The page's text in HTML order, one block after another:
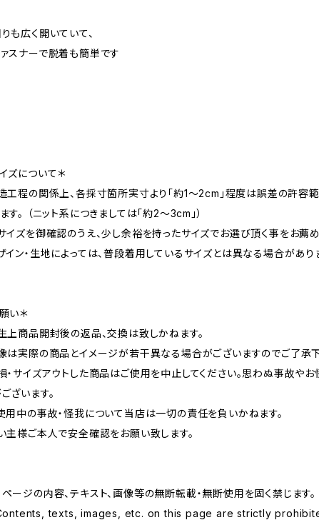
も広く開いていて、
スナーで脱着も簡単です
ズについて＊
工程の関係上、各採寸箇所実寸より「約1～2cm」程度は誤差の許容
す。 （ニット系につきましては「約2～3cm」）
イズを御確認のうえ、少し余裕を持ったサイズでお選び頂く事をお薦め
イン・生地によっては、普段着用しているサイズとは異なる場合があり
い＊
上商品開封後の返品、交換は致しかねます。
は実際の商品とイメージが若干異なる場合がございますのでご了承下
・サイズアウトした商品はご使用を中止してください。思わぬ事故や
ざいます。
用中の事故・怪我について当店は一切の責任を負いかねます。
主様ご本人で安全確認をお願い致します。
ージの内容、テキスト、画像等の無断転載・無断使用を固く禁じます。
texts, images, etc. on this page are strictly